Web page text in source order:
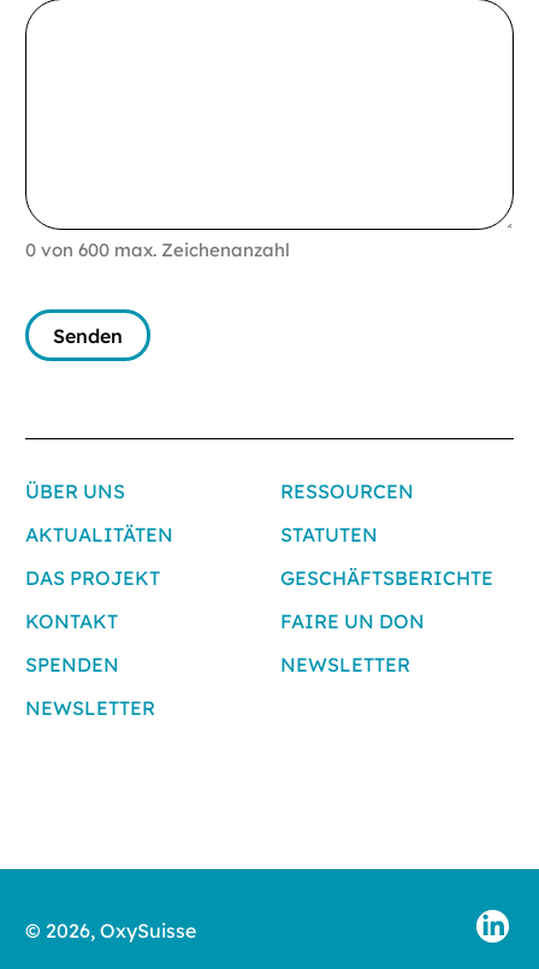
0 von 600 max. Zeichenanzahl
ÜBER UNS
AKTUALITÄTEN
DAS PROJEKT
KONTAKT
SPENDEN
NEWSLETTER
RESSOURCEN
STATUTEN
GESCHÄFTSBERICHTE
FAIRE UN DON
NEWSLETTER
© 2026, OxySuisse